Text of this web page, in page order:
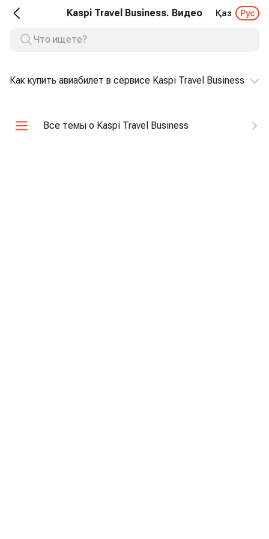
Kaspi Travel Business. Видео Қаз Рус
Как купить авиабилет в сервисе Kaspi Travel Business
Все темы о Kaspi Travel Business